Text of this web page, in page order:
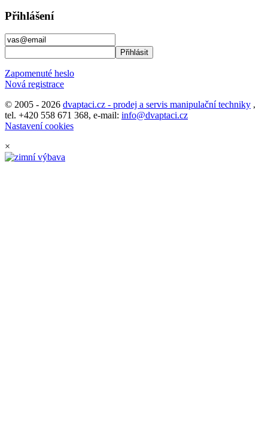
Přihlášení
Zapomenuté heslo
Nová registrace
© 2005 - 2026 dvaptaci.cz - prodej a servis manipulační techniky ,
tel. +420 558 671 368, e-mail: info@dvaptaci.cz
Nastavení cookies
×